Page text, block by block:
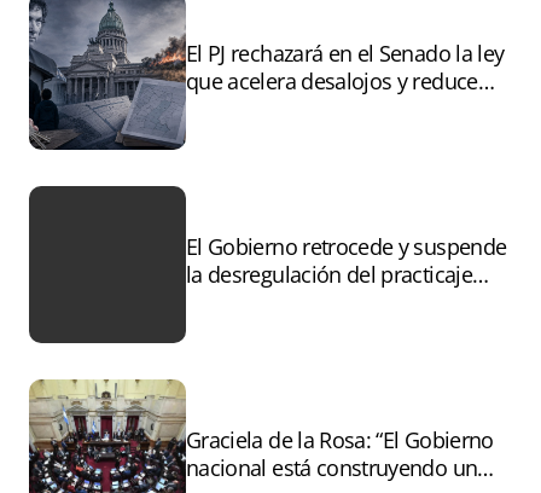
El PJ rechazará en el Senado la ley
que acelera desalojos y reduce
El Gobierno retrocede y suspende
la desregulación del practicaje
Graciela de la Rosa: “El Gobierno
nacional está construyendo un